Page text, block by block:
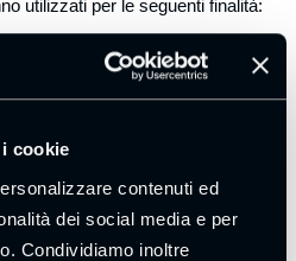
cookie
contenuti ed
dei social media e per
Condividiamo inoltre
utilizzati per le seguenti finalità:
o altre informazioni inerenti i
nella compilazione